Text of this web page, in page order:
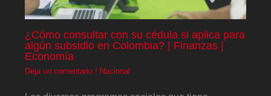
¿Cómo consultar con su cédula si aplica para
algún subsidio en Colombia? | Finanzas |
Economía
Deja un comentario / Nacional